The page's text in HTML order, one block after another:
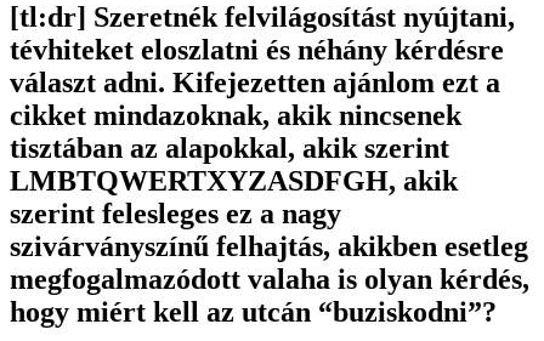
[tl:dr] Szeretnék felvilágosítást nyújtani,
tévhiteket eloszlatni és néhány kérdésre
választ adni. Kifejezetten ajánlom ezt a
cikket mindazoknak, akik nincsenek
tisztában az alapokkal, akik szerint
LMBTQWERTXYZASDFGH, akik
szerint felesleges ez a nagy
szivárványszínű felhajtás, akikben esetleg
megfogalmazódott valaha is olyan kérdés,
hogy miért kell az utcán “buziskodni”?